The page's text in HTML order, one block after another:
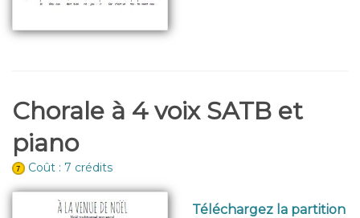
Chorale à 4 voix SATB et
piano
Coût : 7 crédits
Téléchargez la partition